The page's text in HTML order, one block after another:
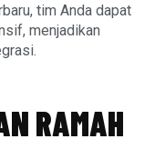
tim Anda dapat
menjadikan
RAMAH